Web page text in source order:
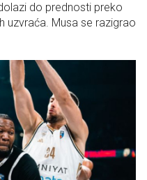
do prednosti preko
uzvraća. Musa se razigrao